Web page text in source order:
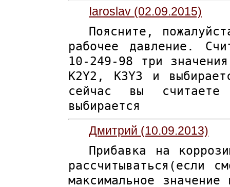
Iaroslav (02.09.2015)
Поясните,
рабочее давление.
10-249-98 три
K2Y2, K3Y3 и
сейчас вы
выбирается
Дмитрий (10.09.2013)
Прибавка на
рассчитываться(если
максимальное